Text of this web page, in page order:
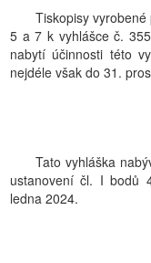
Tiskopisy
5 a 7 k vyhlášce č.
nabytí účinnosti této
nejdéle však do 31.
Tato vyhláška
ustanovení čl. I bodů
ledna 2024.